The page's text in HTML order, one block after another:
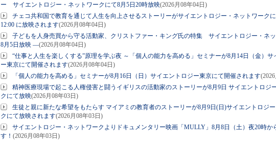
ー サイエントロジー・ネットワークにて8月5日20時放映(2026月08年04日)
チェコ共和国で教育を通じて人生を向上させるストーリーがサイエントロジー・ネットワークに
12:00 に放映されます(2026月08年04日)
子どもを人身売買から守る活動家、クリストファー・キング氏の特集 サイエントロジー・ネ
8月5日放映 ―(2026月08年04日)
“仕事と人生を楽しくする”原理を学ぶ夜 ～「個人の能力を高める」セミナーが8月14日（金）サ
ー東京にて開催されます(2026月08年04日)
「個人の能力を高める」セミナーが8月16日（日）サイエントロジー東京にて開催されます
精神医療現場で起こる人権侵害と闘うイギリスの活動家のストーリーが8月9日 サイエントロジ
クにて放映(2026月08年03日)
生徒と親に新たな希望をもたらす マイアミの教育者のストーリーが8月9日(日)サイエントロジ
クにて放映されます(2026月08年03日)
サイエントロジー・ネットワークよりドキュメンタリー映画「MULLY」8月8日（土）夜20時か
す！ (2026月08年03日)